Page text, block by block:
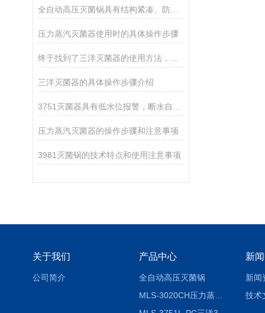
全自动高压灭菌锅具有结构紧凑、防腐耐蚀的特点
压力蒸汽灭菌器使用时的具体操作步骤
三洋灭菌器的具体操作步骤介绍
压力蒸汽灭菌器的操作步骤和注意事项
3981灭菌锅的技术特点和使用注意事项
关于我们
公司简介
产品中心
全自动高压灭菌锅
MLS-3020CH压力蒸汽灭菌器
新
新闻
技术